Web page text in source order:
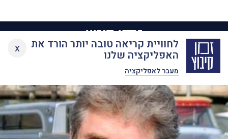
לחוויית קריאה טובה יותר הורד את
האפליקציה שלנו
מעבר לאפליקציה
x
Skip
content